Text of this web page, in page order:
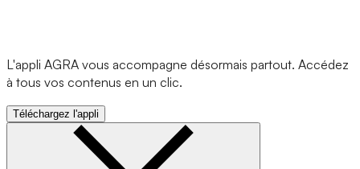
L'appli AGRA vous accompagne désormais partout. Accédez
à tous vos contenus en un clic.
Téléchargez l'appli